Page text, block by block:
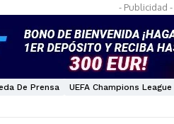
- Publicidad -
De Prensa UEFA Champions League